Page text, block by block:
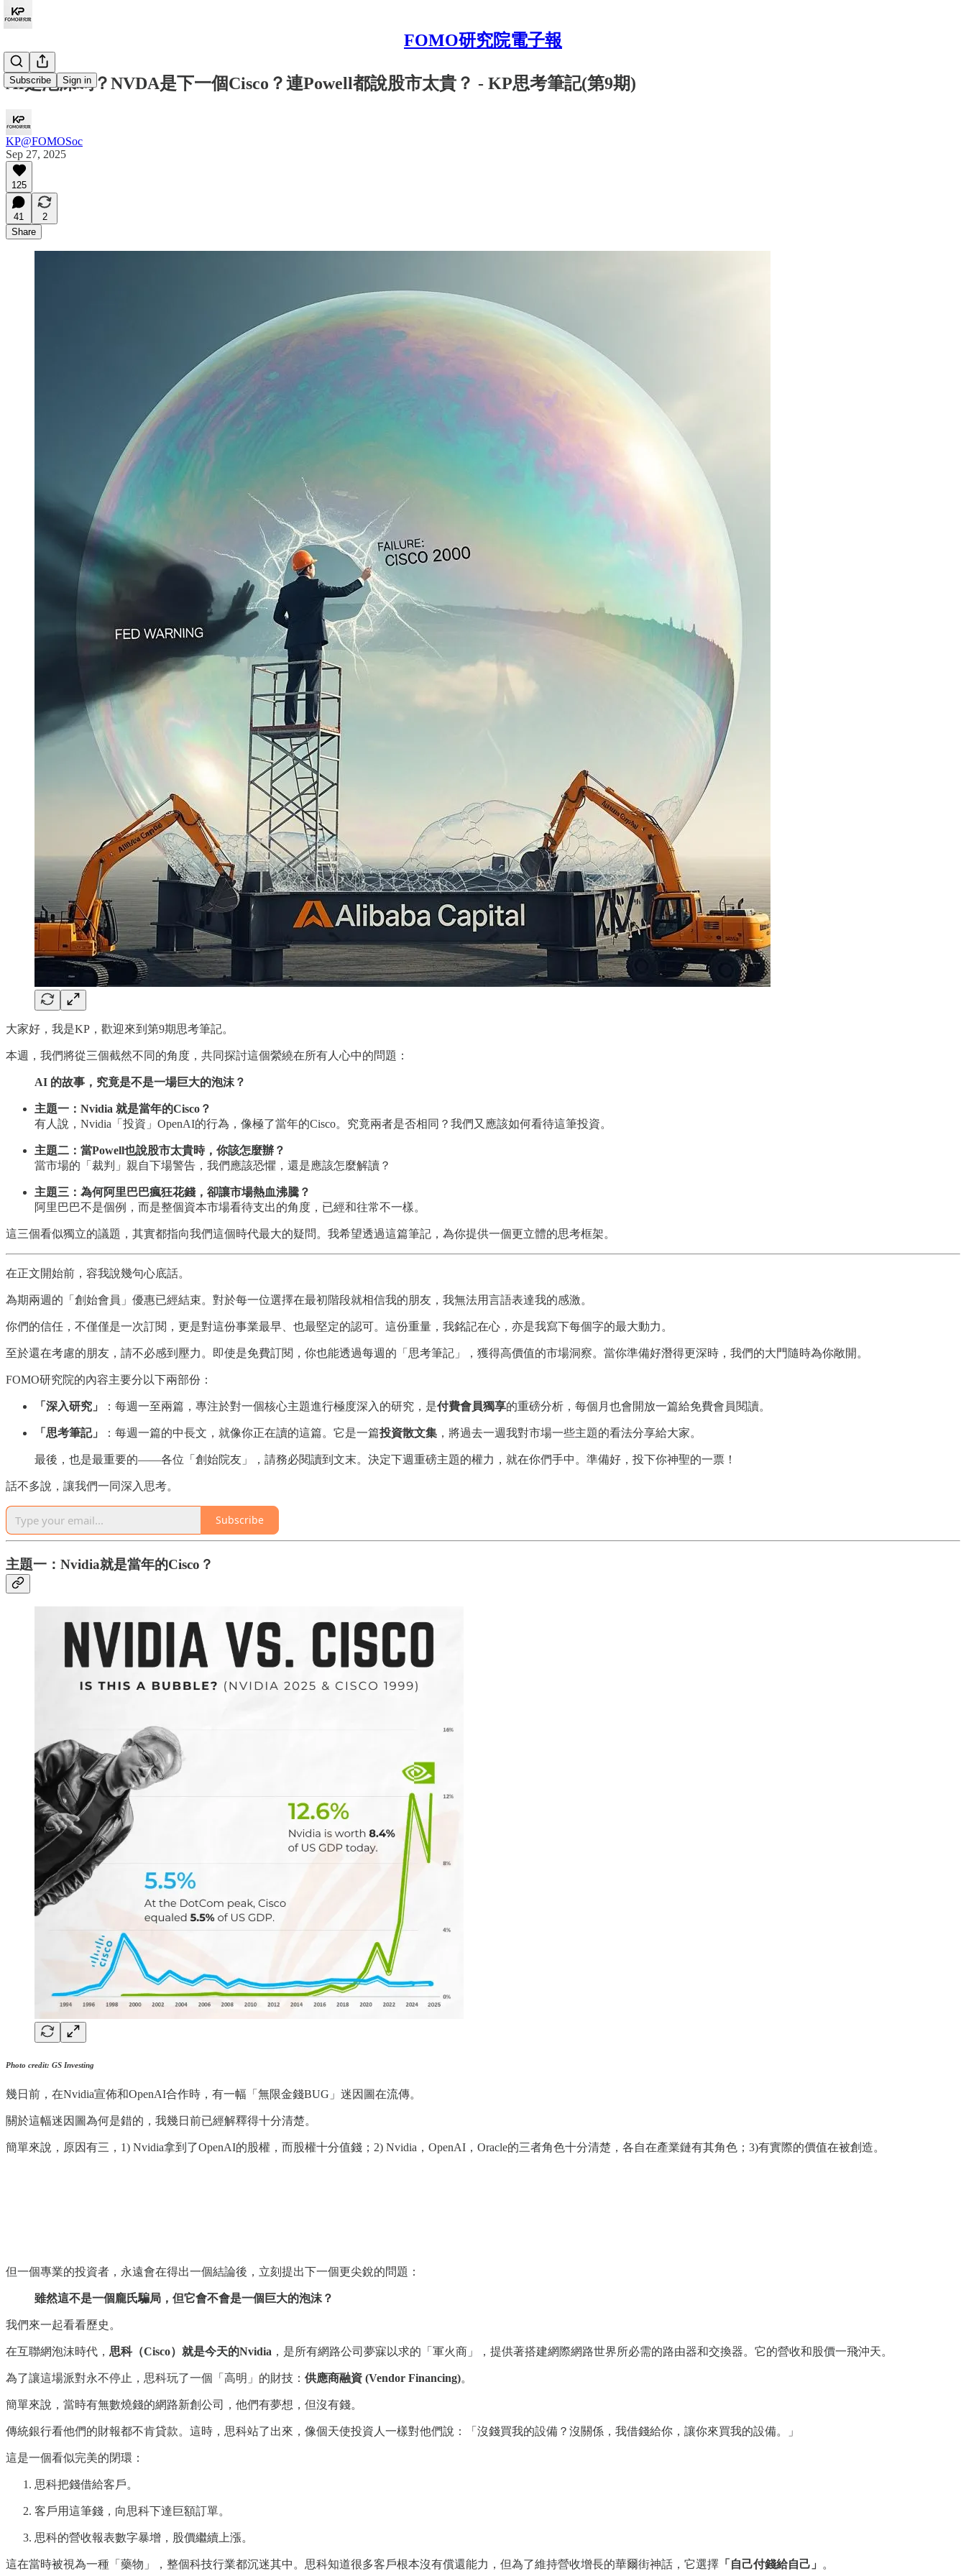
FOMO研究院電子報
Subscribe Sign in
AI是泡沬嗎？NVDA是下一個Cisco？連Powell都說股市太貴？ - KP思考筆記(第9期)
KP@FOMOSoc
Sep 27, 2025
125
41
2
Share
大家好，我是KP，歡迎來到第9期思考筆記。
本週，我們將從三個截然不同的角度，共同探討這個縈繞在所有人心中的問題：
AI 的故事，究竟是不是一場巨大的泡沫？
主題一：Nvidia 就是當年的Cisco？
有人說，Nvidia「投資」OpenAI的行為，像極了當年的Cisco。究竟兩者是否相同？我們又應該如何看待這筆投資。
主題二：當Powell也說股市太貴時，你該怎麼辦？
當市場的「裁判」親自下場警告，我們應該恐懼，還是應該怎麼解讀？
主題三：為何阿里巴巴瘋狂花錢，卻讓市場熱血沸騰？
阿里巴巴不是個例，而是整個資本市場看待支出的角度，已經和往常不一樣。
這三個看似獨立的議題，其實都指向我們這個時代最大的疑問。我希望透過這篇筆記，為你提供一個更立體的思考框架。
在正文開始前，容我說幾句心底話。
為期兩週的「創始會員」優惠已經結束。對於每一位選擇在最初階段就相信我的朋友，我無法用言語表達我的感激。
你們的信任，不僅僅是一次訂閱，更是對這份事業最早、也最堅定的認可。這份重量，我銘記在心，亦是我寫下每個字的最大動力。
至於還在考慮的朋友，請不必感到壓力。即使是免費訂閱，你也能透過每週的「思考筆記」，獲得高價值的市場洞察。當你準備好潛得更深時，我們的大門隨時為你敞開。
FOMO研究院的內容主要分以下兩部份：
「深入研究」 ：每週一至兩篇，專注於對一個核心主題進行極度深入的研究，是付費會員獨享的重磅分析，每個月也會開放一篇給免費會員閱讀。
「思考筆記」 ：每週一篇的中長文，就像你正在讀的這篇。它是一篇投資散文集 ，將過去一週我對市場一些主題的看法分享給大家。
最後，也是最重要的——各位「創始院友」，請務必閱讀到文末。決定下週重磅主題的權力，就在你們手中。準備好，投下你神聖的一票！
話不多說，讓我們一同深入思考。
Subscribe
主題一：Nvidia就是當年的Cisco？
Photo credit: GS Investing
幾日前，在Nvidia宣佈和OpenAI合作時，有一幅「無限金錢BUG」迷因圖在流傳。
關於這幅迷因圖為何是錯的，我幾日前已經解釋得十分清楚。
簡單來說，原因有三，1) Nvidia拿到了OpenAI的股權，而股權十分值錢；2) Nvidia，OpenAI，Oracle的三者角色十分清楚，各自在產業鏈有其角色；3)有實際的價值在被創造。
但一個專業的投資者，永遠會在得出一個結論後，立刻提出下一個更尖銳的問題：
雖然這不是一個龐氏騙局，但它會不會是一個巨大的泡沫？
我們來一起看看歷史。
在互聯網泡沫時代， 思科（Cisco）就是今天的Nvidia ，是所有網路公司夢寐以求的「軍火商」，提供著搭建網際網路世界所必需的路由器和交換器。它的營收和股價一飛沖天。
為了讓這場派對永不停止，思科玩了一個「高明」的財技： 供應商融資 (Vendor Financing)。
簡單來說，當時有無數燒錢的網路新創公司，他們有夢想，但沒有錢。
傳統銀行看他們的財報都不肯貸款。這時，思科站了出來，像個天使投資人一樣對他們說：「沒錢買我的設備？沒關係，我借錢給你，讓你來買我的設備。」
這是一個看似完美的閉環：
思科把錢借給客戶。
客戶用這筆錢，向思科下達巨額訂單。
思科的營收報表數字暴增，股價繼續上漲。
這在當時被視為一種「藥物」，整個科技行業都沉迷其中。思科知道很多客戶根本沒有償還能力，但為了維持營收增長的華爾街神話，它選擇 「自己付錢給自己」 。